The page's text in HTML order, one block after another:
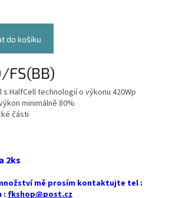
do košíku
FS(BB)
HalfCell technologií o výkonu 420Wp
minimálně 80%
části
2ks
mě prosím kontaktujte tel :
: fkshop@post.cz